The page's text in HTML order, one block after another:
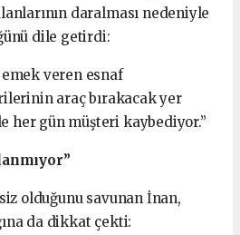
daralması nedeniyle
dile getirdi:
emek veren esnaf
araç bırakacak yer
her gün müşteri kaybediyor.”
olduğunu savunan İnan,
da dikkat çekti: